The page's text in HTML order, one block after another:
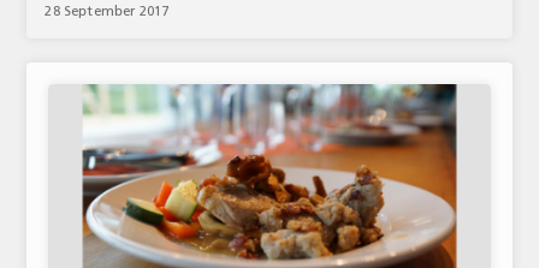
ΑΝΑΛΥΣΕΙΣ
ΕΙΔΗΣΕΙΣ
ΕΥΡΩΠΑΪΚΕΣ ΑΠΟΦΑΣΕΙΣ
ΘΕΜΑΤΑ
ΑΝΑΛΥΣΕΙΣ
28 September 2017